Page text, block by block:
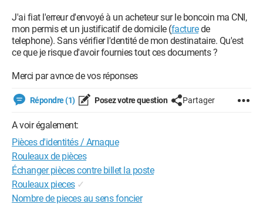
J'ai fiat l'erreur d'envoyé à un acheteur sur le boncoin ma CNI,
mon permis et un justificatif de domicile (facturede
telephone). Sans vérifier l'dentité de mon destinataire. Qu'est
ce que je risque d'avoir fournies tout ces documents ?
Merci par avnce de vos réponses
Répondre (1) Posez votre question Partager
A voir également:
Pièces d'identités / Arnaque
Rouleaux de pièces
Échanger pièces contre billet la poste
Rouleaux pieces ✓
Nombre de pieces au sens foncier